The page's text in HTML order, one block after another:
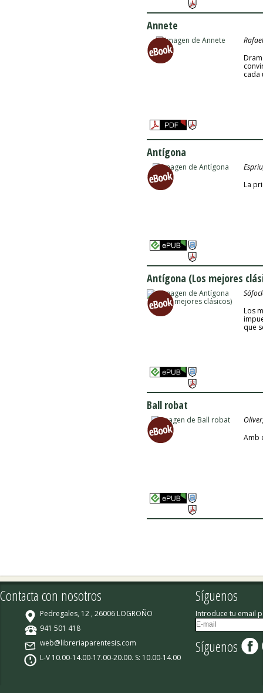
Annete
cada
Antígona
La
Antígona (Los mejores
Los
que
Ball robat
Amb
Contacta con nosotros
Pedregales, 12 , 26006 LOGROÑO
941 501 418
web@libreriaparentesis.com
L-V 10.00-14.00-17.00-20.00. S: 10.00-14.00
Síguenos
Introduce tu email
Síguenos